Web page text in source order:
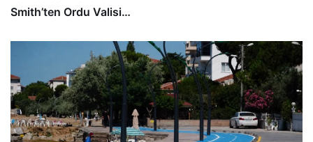
Smith’ten Ordu Valisi